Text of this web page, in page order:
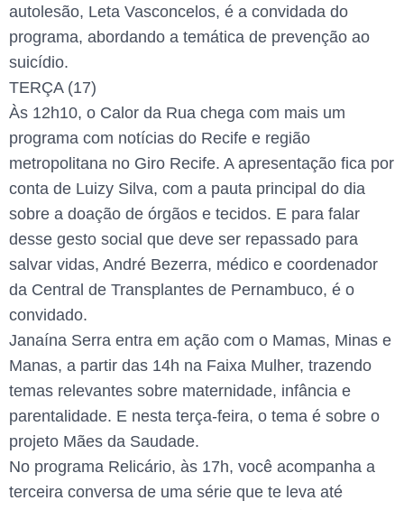
autolesão, Leta Vasconcelos, é a convidada do
programa, abordando a temática de prevenção ao
suicídio.
TERÇA (17)
Às 12h10, o Calor da Rua chega com mais um
programa com notícias do Recife e região
metropolitana no Giro Recife. A apresentação fica por
conta de Luizy Silva, com a pauta principal do dia
sobre a doação de órgãos e tecidos. E para falar
desse gesto social que deve ser repassado para
salvar vidas, André Bezerra, médico e coordenador
da Central de Transplantes de Pernambuco, é o
convidado.
Janaína Serra entra em ação com o Mamas, Minas e
Manas, a partir das 14h na Faixa Mulher, trazendo
temas relevantes sobre maternidade, infância e
parentalidade. E nesta terça-feira, o tema é sobre o
projeto Mães da Saudade.
No programa Relicário, às 17h, você acompanha a
terceira conversa de uma série que te leva até